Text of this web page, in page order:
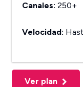
Canales: 250+
Velocidad:
Ver plan